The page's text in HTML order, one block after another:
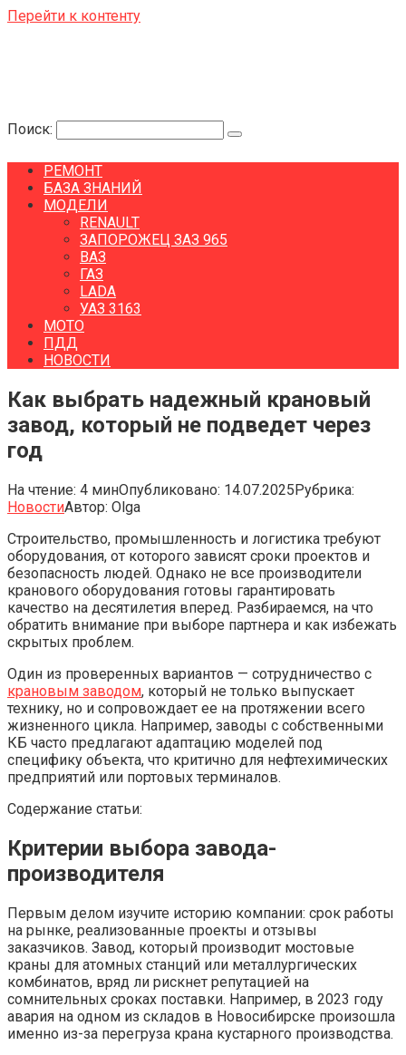
Перейти к контенту
Поиск:
РЕМОНТ
БАЗА ЗНАНИЙ
МОДЕЛИ
RENAULT
ЗАПОРОЖЕЦ ЗАЗ 965
ВАЗ
ГАЗ
LADA
УАЗ 3163
МОТО
ПДД
НОВОСТИ
Как выбрать надежный крановый
завод, который не подведет через
год
На чтение: 4 минОпубликовано: 14.07.2025Рубрика:
НовостиАвтор: Olga
Строительство, промышленность и логистика требуют
оборудования, от которого зависят сроки проектов и
безопасность людей. Однако не все производители
кранового оборудования готовы гарантировать
качество на десятилетия вперед. Разбираемся, на что
обратить внимание при выборе партнера и как избежать
скрытых проблем.
Один из проверенных вариантов — сотрудничество с
крановым заводом, который не только выпускает
технику, но и сопровождает ее на протяжении всего
жизненного цикла. Например, заводы с собственными
КБ часто предлагают адаптацию моделей под
специфику объекта, что критично для нефтехимических
предприятий или портовых терминалов.
Содержание статьи:
Критерии выбора завода-
производителя
Первым делом изучите историю компании: срок работы
на рынке, реализованные проекты и отзывы
заказчиков. Завод, который производит мостовые
краны для атомных станций или металлургических
комбинатов, вряд ли рискнет репутацией на
сомнительных сроках поставки. Например, в 2023 году
авария на одном из складов в Новосибирске произошла
именно из-за перегруза крана кустарного производства.